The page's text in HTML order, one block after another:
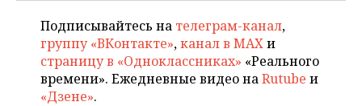
Подписывайтесь на телеграм-канал,
группу «ВКонтакте»,канал в MAXи
страницу в «Одноклассниках» «Реального
времени». Ежедневные видео наRutube и
«Дзене».